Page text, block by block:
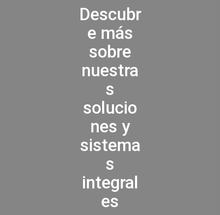
Descubr
e más
sobre
nuestra
s
solucio
nes y
sistema
s
integral
es